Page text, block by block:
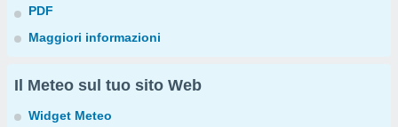
PDF
Maggiori informazioni
Il Meteo sul tuo sito Web
Widget Meteo